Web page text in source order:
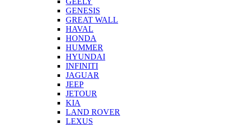
GENESIS
GREAT WALL
HAVAL
HONDA
HUMMER
HYUNDAI
INFINITI
JAGUAR
JEEP
JETOUR
KIA
LAND ROVER
LEXUS